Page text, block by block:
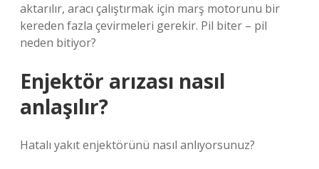
aktarılır, aracı çalıştırmak için marş motorunu bir
kereden fazla çevirmeleri gerekir. Pil biter – pil
neden bitiyor?
Enjektör arızası nasıl
anlaşılır?
Hatalı yakıt enjektörünü nasıl anlıyorsunuz?